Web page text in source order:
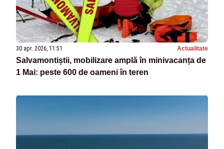
30 apr. 2026, 11:51 Actualitate
Salvamontiștii, mobilizare amplă în minivacanța de
1 Mai: peste 600 de oameni în teren